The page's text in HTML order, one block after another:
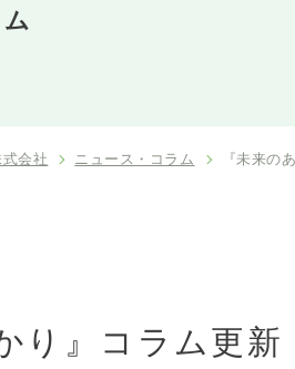
会社 ニュース・コラム 『未来の
り』コラム更